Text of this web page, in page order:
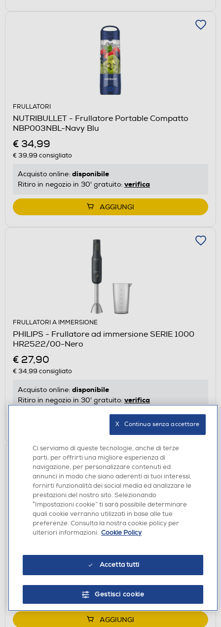
FRULLATORI
NUTRIBULLET - Frullatore Portable Compatto
NBP003NBL-Navy Blu
€ 34,99
€ 39,99 consigliato
Acquisto online: disponibile
Ritiro in negozio in 30' gratuito: verifica
AGGIUNGI
FRULLATORI A IMMERSIONE
PHILIPS - Frullatore ad immersione SERIE 1000
HR2522/00-Nero
€ 27,90
€ 34,99 consigliato
Acquisto online: disponibile
Ritiro in negozio in 30' gratuito: verifica
AGGIUNGI
Acquisto online:disponibile
Ritiro in negozio in 30' gratuito:verifica
AGGIUNGI
Ci serviamo di queste tecnologie, anche di terze
parti, per offrirti una migliore esperienza di
navigazione, per personalizzare contenuti ed
annunci in modo che siano aderenti ai tuoi interessi,
fornirti funzionalità dei social media ed analizzare le
prestazioni del nostro sito. Selezionando
“Impostazioni cookie” ti sarà possibile determinare
quali cookie verranno utilizzati in base alle tue
preferenze. Consulta la nostra cookie policy per
ulteriori informazioni. Cookie Policy
Accetta tutti
Gestisci cookie
X   Continua senza accettare